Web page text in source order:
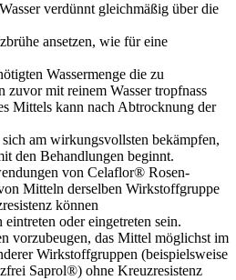
verdünnt gleichmäßig über die
ansetzen, wie für eine
Wassermenge die zu
zuvor mit reinem Wasser tropfnass
Mittels kann nach Abtrocknung der
am wirkungsvollsten bekämpfen,
den Behandlungen beginnt.
von Celaflor® Rosen-
Mitteln derselben Wirkstoffgruppe
können
oder eingetreten sein.
vorzubeugen, das Mittel möglichst im
Wirkstoffgruppen (beispielsweise
Saprol®) ohne Kreuzresistenz